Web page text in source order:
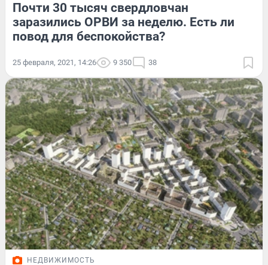
Почти 30 тысяч свердловчан
заразились ОРВИ за неделю. Есть ли
повод для беспокойства?
25 февраля, 2021, 14:26 9 350 38
НЕДВИЖИМОСТЬ